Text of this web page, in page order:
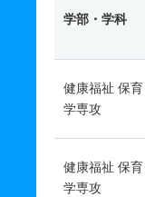
学部・学科
健康福祉 保育
学専攻
健康福祉 保育
学専攻